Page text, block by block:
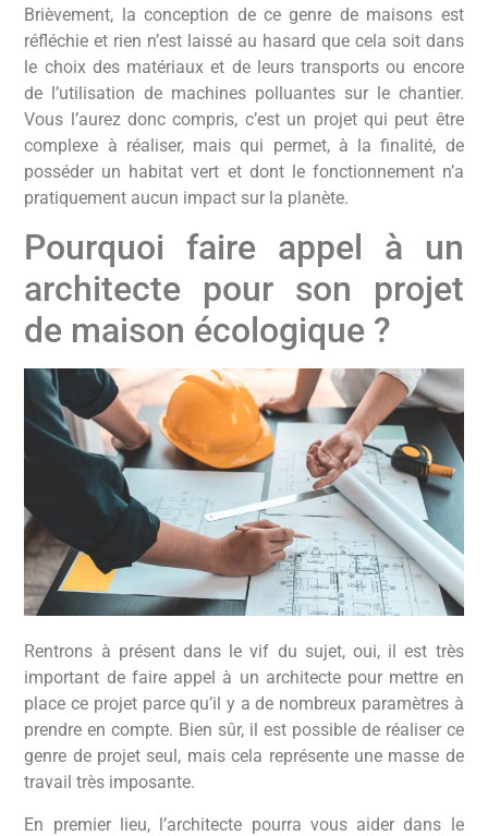
Brièvement, la conception de ce genre de maisons est
réfléchie et rien n’est laissé au hasard que cela soit dans
le choix des matériaux et de leurs transports ou encore
de l’utilisation de machines polluantes sur le chantier.
Vous l’aurez donc compris, c’est un projet qui peut être
complexe à réaliser, mais qui permet, à la finalité, de
posséder un habitat vert et dont le fonctionnement n’a
pratiquement aucun impact sur la planète.
Pourquoi faire appel à un
architecte pour son projet
de maison écologique ?
Rentrons à présent dans le vif du sujet, oui, il est très
important de faire appel à un architecte pour mettre en
place ce projet parce qu’il y a de nombreux paramètres à
prendre en compte. Bien sûr, il est possible de réaliser ce
genre de projet seul, mais cela représente une masse de
travail très imposante.
En premier lieu, l’architecte pourra vous aider dans le